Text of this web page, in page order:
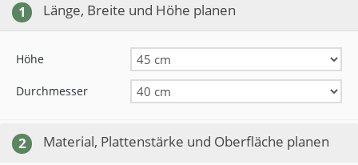
1 Länge, Breite und Höhe planen
Höhe
Durchmesser
2 Material, Plattenstärke und Oberfläche planen